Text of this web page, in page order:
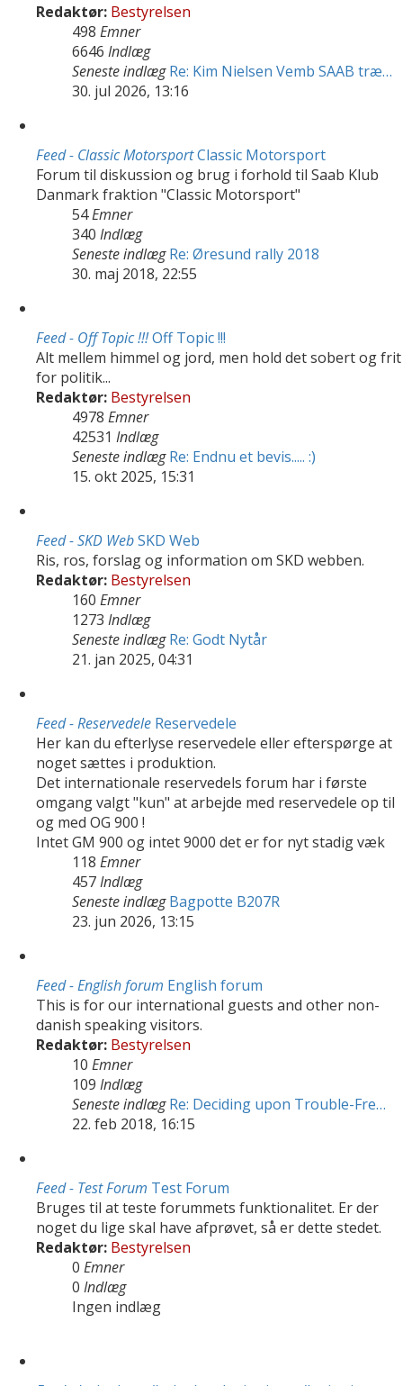
Redaktør: Bestyrelsen
498 Emner
6646 Indlæg
Seneste indlæg Re: Kim Nielsen Vemb SAAB træ…
30. jul 2026, 13:16
Feed - Classic MotorsportClassic Motorsport
Forum til diskussion og brug i forhold til Saab Klub
Danmark fraktion "Classic Motorsport"
54Emner
340 Indlæg
Seneste indlæg Re: Øresund rally 2018
30. maj 2018, 22:55
Feed - Off Topic !!!Off Topic !!!
Alt mellem himmel og jord, men hold det sobert og frit
for politik...
Redaktør: Bestyrelsen
4978 Emner
42531 Indlæg
Seneste indlæg Re: Endnu et bevis..... :)
15. okt 2025, 15:31
Feed - SKD WebSKD Web
Ris, ros, forslag og information om SKD webben.
Redaktør: Bestyrelsen
160 Emner
1273 Indlæg
Seneste indlæg Re: Godt Nytår
21. jan 2025, 04:31
Feed - Reservedele Reservedele
Her kan du efterlyse reservedele eller efterspørge at
noget sættes i produktion.
Det internationale reservedels forum har i første
omgang valgt "kun" at arbejde med reservedele op til
og med OG 900 !
Intet GM 900 og intet 9000 det er for nyt stadig væk
118 Emner
457Indlæg
Seneste indlæg Bagpotte B207R
23. jun 2026, 13:15
Feed - English forum English forum
This is for our international guests and other non-
danish speaking visitors.
Redaktør: Bestyrelsen
10 Emner
109 Indlæg
Seneste indlæg Re: Deciding upon Trouble-Fre…
22. feb 2018, 16:15
Feed - Test Forum Test Forum
Bruges til at teste forummets funktionalitet. Er der
noget du lige skal have afprøvet, så er dette stedet.
Redaktør: Bestyrelsen
0 Emner
0 Indlæg
Ingen indlæg